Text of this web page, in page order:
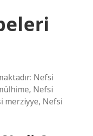
Nefsi
Nefsi
merziyye, Nefsi